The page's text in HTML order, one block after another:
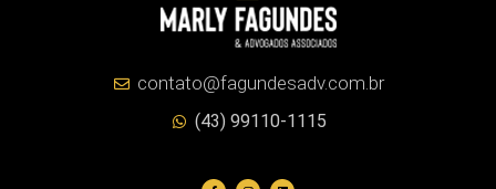
contato@fagundesadv.com.br
(43) 99110-1115